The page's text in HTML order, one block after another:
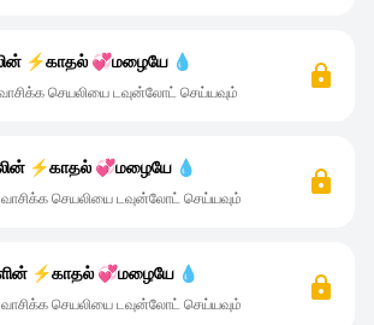
⚡காதல் 💞மழையே 💧
செயலியை டவுன்லோட் செய்யவும்
⚡காதல் 💞மழையே 💧
செயலியை டவுன்லோட் செய்யவும்
⚡காதல் 💞மழையே 💧
செயலியை டவுன்லோட் செய்யவும்